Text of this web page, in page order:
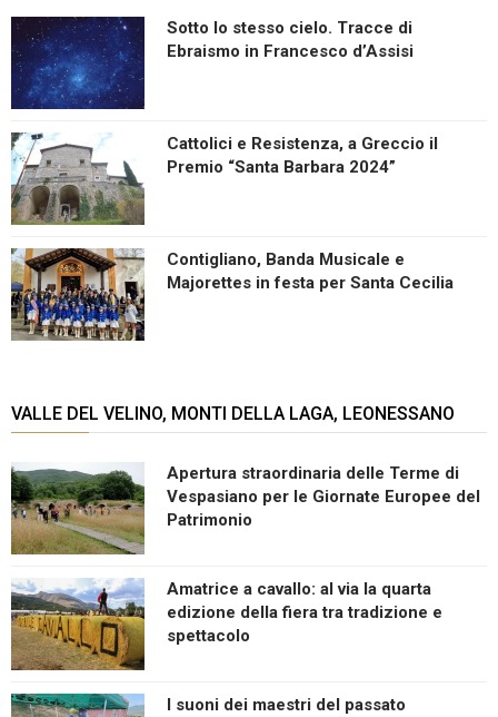
Sotto lo stesso cielo. Tracce di
Ebraismo in Francesco d’Assisi
Cattolici e Resistenza, a Greccio il
Premio “Santa Barbara 2024”
Contigliano, Banda Musicale e
Majorettes in festa per Santa Cecilia
VALLE DEL VELINO, MONTI DELLA LAGA, LEONESSANO
Apertura straordinaria delle Terme di
Vespasiano per le Giornate Europee del
Patrimonio
Amatrice a cavallo: al via la quarta
edizione della fiera tra tradizione e
spettacolo
I suoni dei maestri del passato